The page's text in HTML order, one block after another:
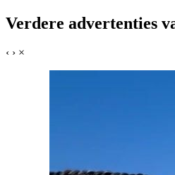
Verdere advertenties
‹ › ×